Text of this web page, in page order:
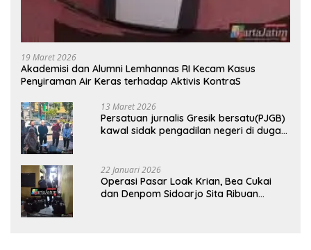
19 Maret 2026
Akademisi dan Alumni Lemhannas RI Kecam Kasus
Penyiraman Air Keras terhadap Aktivis KontraS
13 Maret 2026
Persatuan jurnalis Gresik bersatu(PJGB)
kawal sidak pengadilan negeri di duga
22 Januari 2026
Operasi Pasar Loak Krian, Bea Cukai
dan Denpom Sidoarjo Sita Ribuan